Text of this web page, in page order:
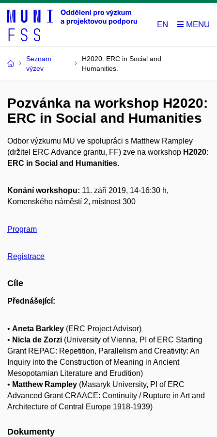
EN
Seznam
výzev
H2020: ERC in Social and
Humanities.
Pozvánka na workshop H2020:
ERC in Social and Humanities
Odbor výzkumu MU ve spolupráci s Matthew Rampley
(držitel ERC Advance grantu, FF) zve na workshop H2020:
ERC in Social and Humanities.
Konání workshopu: 11. září 2019, 14-16:30 h,
Komenského náměstí 2, místnost 300
Program
Registrace
Cíle
Přednášející:
• Aneta Barkley (ERC Project Advisor)
• Nicla de Zorzi (University of Vienna, PI of ERC Starting
Grant REPAC: Repetition, Parallelism and Creativity: An
Inquiry into the Construction of Meaning in Ancient
Mesopotamian Literature and Erudition)
• Matthew Rampley (Masaryk University, PI of ERC
Advanced Grant CRAACE: Continuity / Rupture in Art and
Architecture of Central Europe 1918-1939)
Dokumenty